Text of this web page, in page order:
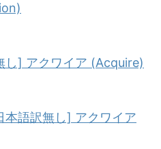
し] アクワイア (Acquire)
語訳無し] アクワイア